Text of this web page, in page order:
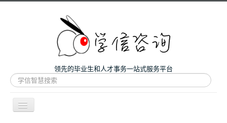
领先的毕业生和人才事务一站式服务平台
站
内
搜
导
航